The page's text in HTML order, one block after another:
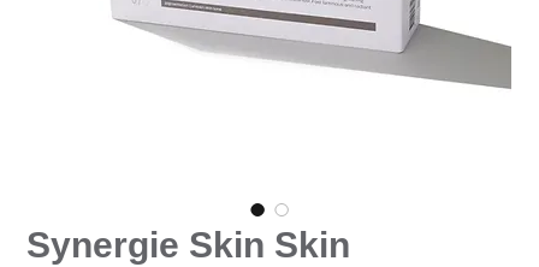
Synergie Skin Skin